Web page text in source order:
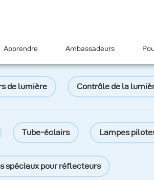
Apprendre Ambassadeurs
de lumière Contrôle de la
Tube-éclairs Lampes
spéciaux pour réflecteurs